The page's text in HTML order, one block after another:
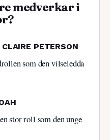
medverkar i
PETERSON
som den vilseledda
stor roll som den unge